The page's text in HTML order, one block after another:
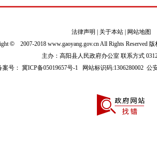
法律声明 关于本站
网站地图
©2007-2018 www.gaoyang.gov.cn All Rights Reserved
主办：高阳县人民政府办公室 联系方式
案号： 冀ICP备05019657号-1网站标识码:1306280002 公